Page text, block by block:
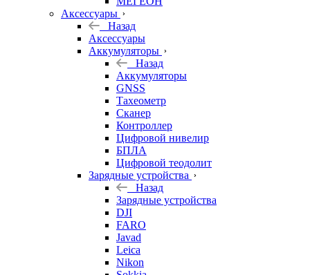
Аксессуары
Назад
Аксессуары
Аккумуляторы
Назад
Аккумуляторы
GNSS
Тахеометр
Сканер
Контроллер
Цифровой нивелир
БПЛА
Цифровой теодолит
Зарядные устройства
Назад
Зарядные устройства
DJI
FARO
Javad
Leica
Nikon